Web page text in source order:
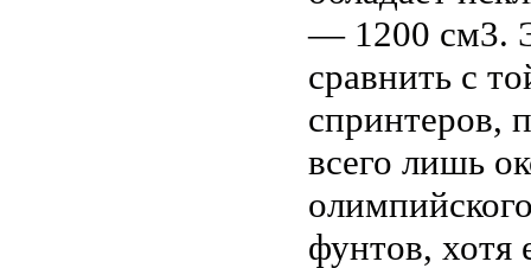
— 1200 см3.
сравнить с
спринтеров,
всего лишь
фунтов, хотя